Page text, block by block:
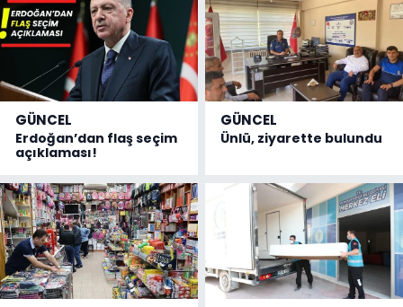
GÜNCEL
Erdoğan’dan flaş seçim
açıklaması!
GÜNCEL
Ünlü, ziyarette bulundu